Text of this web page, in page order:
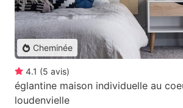
Cheminée
4.1 (5 avis)
églantine maison individuelle au
loudenvielle